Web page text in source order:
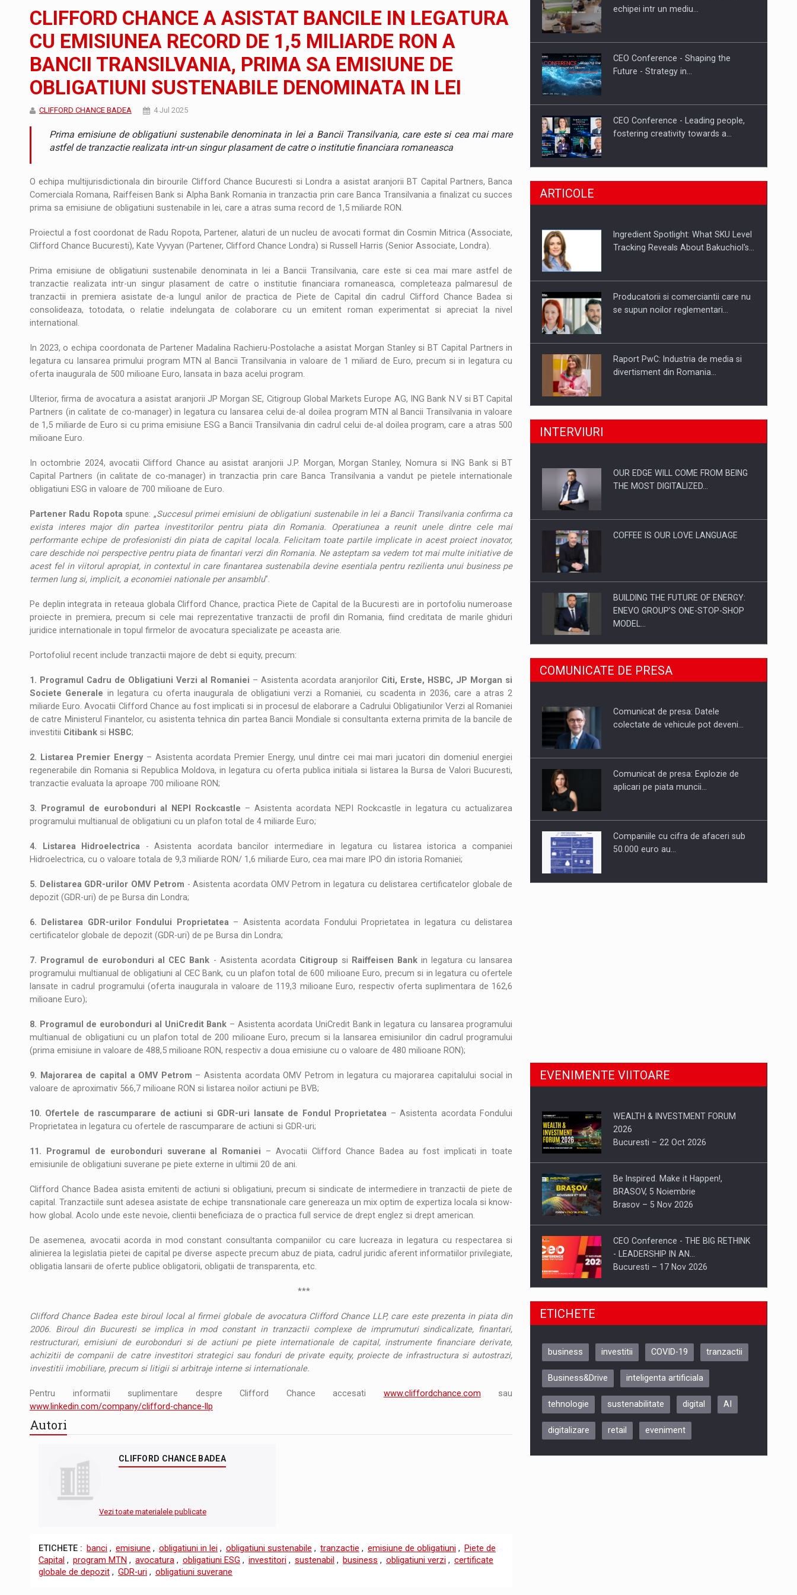
STIRI Orange Cybersecure – noua solutie de securitate cibernetica pentru familie si afaceri
ARTICOLE Cum invatam sa spunem nu intr-o cultura care pedepseste granitele?
CLIFFORD CHANCE A ASISTAT BANCILE IN LEGATURA
CU EMISIUNEA RECORD DE 1,5 MILIARDE RON A
BANCII TRANSILVANIA, PRIMA SA EMISIUNE DE
OBLIGATIUNI SUSTENABILE DENOMINATA IN LEI
CLIFFORD CHANCE BADEA 4 Jul 2025
Prima emisiune de obligatiuni sustenabile denominata in lei a Bancii Transilvania, care este si cea mai mare
astfel de tranzactie realizata intr-un singur plasament de catre o institutie financiara romaneasca
O echipa multijurisdictionala din birourile Clifford Chance Bucuresti si Londra a asistat aranjorii BT Capital Partners, Banca
Comerciala Romana, Raiffeisen Bank si Alpha Bank Romania in tranzactia prin care Banca Transilvania a finalizat cu succes
prima sa emisiune de obligatiuni sustenabile in lei, care a atras suma record de 1,5 miliarde RON.
Proiectul a fost coordonat de Radu Ropota, Partener, alaturi de un nucleu de avocati format din Cosmin Mitrica (Associate,
Clifford Chance Bucuresti), Kate Vyvyan (Partener, Clifford Chance Londra) si Russell Harris (Senior Associate, Londra).
Prima emisiune de obligatiuni sustenabile denominata in lei a Bancii Transilvania, care este si cea mai mare astfel de
tranzactie realizata intr-un singur plasament de catre o institutie financiara romaneasca, completeaza palmaresul de
tranzactii in premiera asistate de-a lungul anilor de practica de Piete de Capital din cadrul Clifford Chance Badea si
consolideaza, totodata, o relatie indelungata de colaborare cu un emitent roman experimentat si apreciat la nivel
international.
In 2023, o echipa coordonata de Partener Madalina Rachieru-Postolache a asistat Morgan Stanley si BT Capital Partners in
legatura cu lansarea primului program MTN al Bancii Transilvania in valoare de 1 miliard de Euro, precum si in legatura cu
oferta inaugurala de 500 milioane Euro, lansata in baza acelui program.
Ulterior, firma de avocatura a asistat aranjorii JP Morgan SE, Citigroup Global Markets Europe AG, ING Bank N.V si BT Capital
Partners (in calitate de co-manager) in legatura cu lansarea celui de-al doilea program MTN al Bancii Transilvania in valoare
de 1,5 miliarde de Euro si cu prima emisiune ESG a Bancii Transilvania din cadrul celui de-al doilea program, care a atras 500
milioane Euro.
In octombrie 2024, avocatii Clifford Chance au asistat aranjorii J.P. Morgan, Morgan Stanley, Nomura si ING Bank si BT
Capital Partners (in calitate de co-manager) in tranzactia prin care Banca Transilvania a vandut pe pietele internationale
obligatiuni ESG in valoare de 700 milioane de Euro.
Partener Radu Ropotaspune: „Succesul primei emisiuni de obligatiuni sustenabile in lei a Bancii Transilvania confirma ca
exista interes major din partea investitorilor pentru piata din Romania. Operatiunea a reunit unele dintre cele mai
performante echipe de profesionisti din piata de capital locala. Felicitam toate partile implicate in acest proiect inovator,
care deschide noi perspective pentru piata de finantari verzi din Romania. Ne asteptam sa vedem tot mai multe initiative de
acest fel in viitorul apropiat, in contextul in care finantarea sustenabila devine esentiala pentru rezilienta unui business pe
termen lung si, implicit, a economiei nationale per ansamblu”.
Pe deplin integrata in reteaua globala Clifford Chance, practica Piete de Capital de la Bucuresti are in portofoliu numeroase
proiecte in premiera, precum si cele mai reprezentative tranzactii de profil din Romania, fiind creditata de marile ghiduri
juridice internationale in topul firmelor de avocatura specializate pe aceasta arie.
Portofoliul recent include tranzactii majore de debt si equity, precum:
1. Programul Cadru de Obligatiuni Verzi al Romaniei – Asistenta acordata aranjorilor Citi, Erste, HSBC, JP Morgan si
Societe Generale in legatura cu oferta inaugurala de obligatiuni verzi a Romaniei, cu scadenta in 2036, care a atras 2
miliarde Euro. Avocatii Clifford Chance au fost implicati si in procesul de elaborare a Cadrului Obligatiunilor Verzi al Romaniei
de catre Ministerul Finantelor, cu asistenta tehnica din partea Bancii Mondiale si consultanta externa primita de la bancile de
investitii Citibank si HSBC;
2. Listarea Premier Energy– Asistenta acordata Premier Energy, unul dintre cei mai mari jucatori din domeniul energiei
regenerabile din Romania si Republica Moldova, in legatura cu oferta publica initiala si listarea la Bursa de Valori Bucuresti,
tranzactie evaluata la aproape 700 milioane RON;
3. Programul de eurobonduri al NEPI Rockcastle – Asistenta acordata NEPI Rockcastle in legatura cu actualizarea
programului multianual de obligatiuni cu un plafon total de 4 miliarde Euro;
4. Listarea Hidroelectrica - Asistenta acordata bancilor intermediare in legatura cu listarea istorica a companiei
Hidroelectrica, cu o valoare totala de 9,3 miliarde RON/ 1,6 miliarde Euro, cea mai mare IPO din istoria Romaniei;
5. Delistarea GDR-urilor OMV Petrom - Asistenta acordata OMV Petrom in legatura cu delistarea certificatelor globale de
depozit (GDR-uri) de pe Bursa din Londra;
6. Delistarea GDR-urilor Fondului Proprietatea– Asistenta acordata Fondului Proprietatea in legatura cu delistarea
certificatelor globale de depozit (GDR-uri) de pe Bursa din Londra;
7. Programul de eurobonduri al CEC Bank - Asistenta acordata Citigroup si Raiffeisen Bank in legatura cu lansarea
programului multianual de obligatiuni al CEC Bank, cu un plafon total de 600 milioane Euro, precum si in legatura cu ofertele
lansate in cadrul programului (oferta inaugurala in valoare de 119,3 milioane Euro, respectiv oferta suplimentara de 162,6
milioane Euro);
8. Programul de eurobonduri al UniCredit Bank – Asistenta acordata UniCredit Bank in legatura cu lansarea programului
multianual de obligatiuni cu un plafon total de 200 milioane Euro, precum si la lansarea emisiunilor din cadrul programului
(prima emisiune in valoare de 488,5 milioane RON, respectiv a doua emisiune cu o valoare de 480 milioane RON);
9. Majorarea de capital a OMV Petrom – Asistenta acordata OMV Petrom in legatura cu majorarea capitalului social in
valoare de aproximativ 566,7 milioane RON si listarea noilor actiuni pe BVB;
10. Ofertele de rascumparare de actiuni si GDR-uri lansate de Fondul Proprietatea – Asistenta acordata Fondului
Proprietatea in legatura cu ofertele de rascumparare de actiuni si GDR-uri;
11. Programul de eurobonduri suverane al Romaniei – Avocatii Clifford Chance Badea au fost implicati in toate
emisiunile de obligatiuni suverane pe piete externe in ultimii 20 de ani.
Clifford Chance Badea asista emitenti de actiuni si obligatiuni, precum si sindicate de intermediere in tranzactii de piete de
capital. Tranzactiile sunt adesea asistate de echipe transnationale care genereaza un mix optim de expertiza locala si know-
how global. Acolo unde este nevoie, clientii beneficiaza de o practica full service de drept englez si drept american.
De asemenea, avocatii acorda in mod constant consultanta companiilor cu care lucreaza in legatura cu respectarea si
alinierea la legislatia pietei de capital pe diverse aspecte precum abuz de piata, cadrul juridic aferent informatiilor privilegiate,
obligatia lansarii de oferte publice obligatorii, obligatii de transparenta, etc.
***
Clifford Chance Badea este biroul local al firmei globale de avocatura Clifford Chance LLP, care este prezenta in piata din
2006. Biroul din Bucuresti se implica in mod constant in tranzactii complexe de imprumuturi sindicalizate, finantari,
restructurari, emisiuni de eurobonduri si de actiuni pe piete internationale de capital, instrumente financiare derivate,
achizitii de companii de catre investitori strategici sau fonduri de private equity, proiecte de infrastructura si autostrazi,
investitii imobiliare, precum si litigii si arbitraje interne si internationale.
Pentru informatii suplimentare despre Clifford Chance accesati www.cliffordchance.com sau
www.linkedin.com/company/clifford-chance-llp
Autori
CLIFFORD CHANCE BADEA
Vezi toate materialele publicate
ETICHETE : banci , emisiune , obligatiuni in lei , obligatiuni sustenabile , tranzactie , emisiune de obligatiuni , Piete de
Capital , program MTN , avocatura , obligatiuni ESG , investitori , sustenabil , business , obligatiuni verzi , certificate
globale de depozit , GDR-uri , obligatiuni suverane
Fondul de investitii BoldMind si
echipei intr un mediu…
CEO Conference - Shaping the
Future - Strategy in…
CEO Conference - Leading people,
fostering creativity towards a…
CEO Conference - Shaping The
Webinar - Business Evolution-
ARTICOLE
Ingredient Spotlight: What SKU Level
Tracking Reveals About Bakuchiol's…
Producatorii si comerciantii care nu
se supun noilor reglementari…
Raport PwC: Industria de media si
divertisment din Romania…
Ce nu stiu Directorii de HR despre
Cum invatam sa spunem nu intr-o
INTERVIURI
OUR EDGE WILL COME FROM BEING
THE MOST DIGITALIZED…
COFFEE IS OUR LOVE LANGUAGE
BUILDING THE FUTURE OF ENERGY:
ENEVO GROUP’S ONE-STOP-SHOP
MODEL…
ROOTED IN ROMANIA, BUILT TO
DELIVER TECHNOLOGY FOR THE…
PUTTING ROMANIAN CORPORATE
COMUNICATE DE PRESA
Comunicat de presa: Datele
colectate de vehicule pot deveni…
Comunicat de presa: Explozie de
aplicari pe piata muncii…
Companiile cu cifra de afaceri sub
50.000 euro au…
EVENIMENTE VIITOARE
WEALTH & INVESTMENT FORUM
2026
Bucuresti – 22 Oct 2026
Be Inspired. Make it Happen!,
BRASOV, 5 Noiembrie
Brasov – 5 Nov 2026
CEO Conference - THE BIG RETHINK
- LEADERSHIP IN AN…
Bucuresti – 17 Nov 2026
Be Inspired. Make it Happen!, CLUJ, 9
ARTEMIS LETO, ORADEA, 8
Oradea – 8 Oct 2026
ETICHETE
business investitii COVID-19 tranzactii
Business&Drive inteligenta artificiala
tehnologie sustenabilitate digital AI
digitalizare retail eveniment